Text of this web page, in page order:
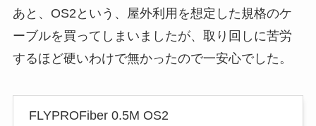
あと、OS2という、屋外利用を想定した規格のケ
ーブルを買ってしまいましたが、取り回しに苦労
するほど硬いわけで無かったので一安心でした。
FLYPROFiber 0.5M OS2